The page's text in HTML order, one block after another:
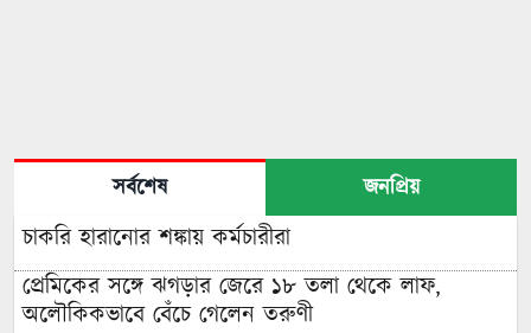
সর্বশেষ জনপ্রিয়
চাকরি হারানোর শঙ্কায় কর্মচারীরা
প্রেমিকের সঙ্গে ঝগড়ার জেরে ১৮ তলা থেকে লাফ,
অলৌকিকভাবে বেঁচে গেলেন তরুণী